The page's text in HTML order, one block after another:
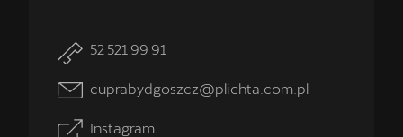
52 521 99 91
cuprabydgoszcz@plichta.com.pl
Instagram